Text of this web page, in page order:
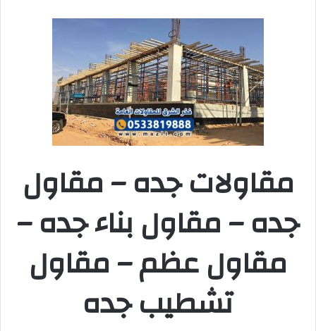
مقاولات جده – مقاول
جده – مقاول بناء جده –
مقاول عظم – مقاول
تشطيب جده